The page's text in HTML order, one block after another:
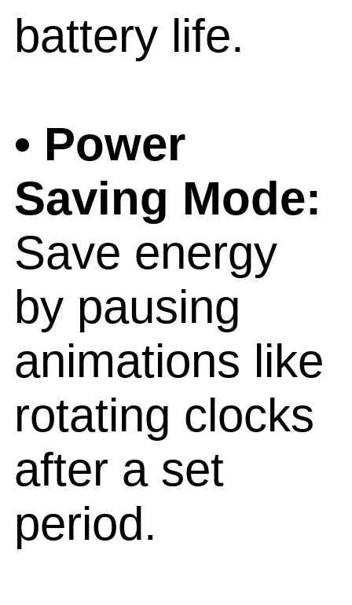
battery life.
• Power
Saving Mode:
Save energy
by pausing
animations like
rotating clocks
after a set
period.